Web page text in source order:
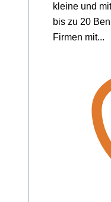
kleine und
bis zu 20
Firmen mit...